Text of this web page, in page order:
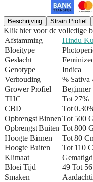
Beschrijving Strain Profiel
Klik hier voor de volledige
Afstamming
Hindu
Bloeitype
Geslacht
Genotype
Indica
Verhouding
% Sativa
Grower Profiel
Beginner
THC
Tot 27%
CBD
Tot
Opbrengst BinnenTot 500
Opbrengst Buiten Tot 800
Hoogte Binnen
Tot 80
Hoogte Buiten
Tot 110
Klimaat
Bloei Tijd
49 Tot
Smaken